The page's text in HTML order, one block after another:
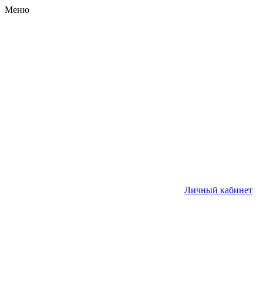
Меню
Личный кабинет